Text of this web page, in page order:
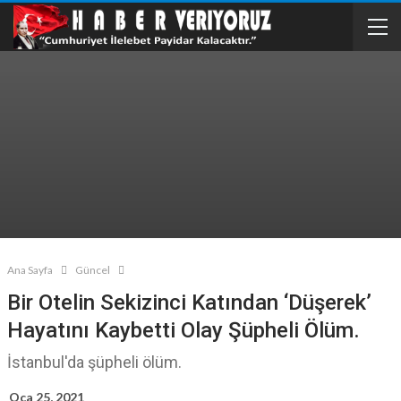
Ana Sayfa Güncel
Bir Otelin Sekizinci Katından ‘düşerek’
Hayatını Kaybetti Olay Şüpheli Ölüm.
İstanbul'da şüpheli ölüm.
Oca 25, 2021